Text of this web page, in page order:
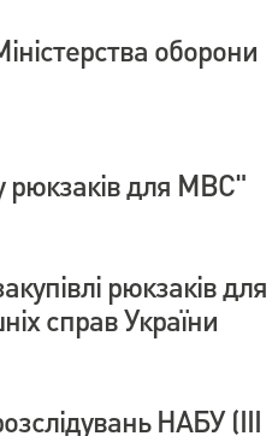
оборони
рюкзаків для МВС"
рюкзаків для
справ України
НАБУ (ІІІ